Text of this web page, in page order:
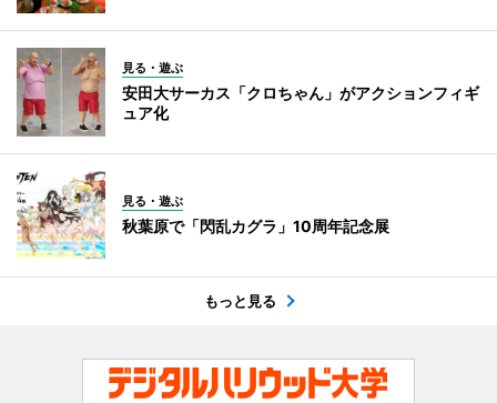
見る・遊ぶ
安田大サーカス「クロちゃん」がアクションフィギ
ュア化
見る・遊ぶ
秋葉原で「閃乱カグラ」10周年記念展
もっと見る